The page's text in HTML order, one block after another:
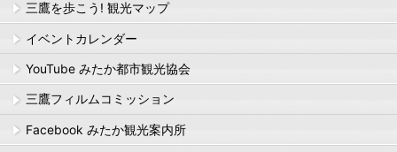
三鷹を歩こう! 観光マップ
イベントカレンダー
YouTube みたか都市観光協会
三鷹フィルムコミッション
Facebook みたか観光案内所